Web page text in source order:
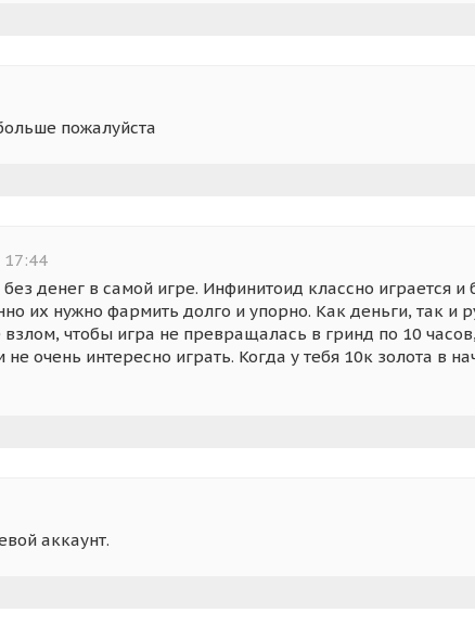
пожалуйста
17:44
денег в самой игре. Инфинитоид классно играется
их нужно фармить долго и упорно. Как деньги, так и
чтобы игра не превращалась в гринд по 10
очень интересно играть. Когда у тебя 10к золота в
аккаунт.